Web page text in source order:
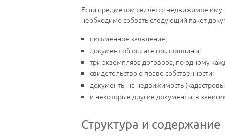
Если предметом является недвижимое
необходимо собрать следующий пакет
письменное заявление;
документ об оплате гос. пошлины;
три экземпляра договора, по одному
свидетельство о праве собственности;
документы на недвижимость
и некоторые другие документы, в
Структура и содержание